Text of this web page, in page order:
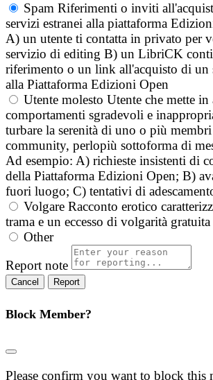
Spam Riferimenti o inviti
servizi estranei alla piattaforma
A) un utente ti contatta in privato per
servizio di editing B) un LibriCK
riferimento o un link all'acquisto di un
alla Piattaforma Edizioni Open
Utente molesto Utente che mette in
comportamenti sgradevoli e
turbare la serenità di uno o più
community, perlopiù sottoforma di
Ad esempio: A) richieste insistenti di
della Piattaforma Edizioni Open; B)
fuori luogo; C) tentativi di
Volgare Racconto erotico
trama e un eccesso di volgarità
Other
Report note
Report
Block Member?
Please confirm you want to block this